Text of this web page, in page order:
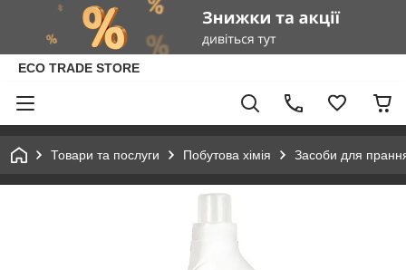
ECO TRADE STORE
Товари та послуги Побутова хімія Засоби для